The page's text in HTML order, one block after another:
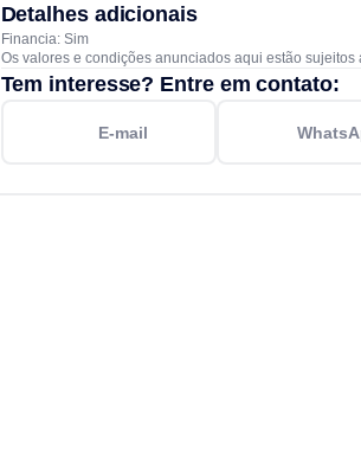
Detalhes adicionais
Financia: Sim
Os valores e condições anunciados aqui estão sujeitos
Tem interesse? Entre em contato:
E-mail